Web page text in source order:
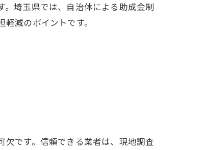
埼玉県では、自治体による助成金制
減のポイントです。
です。信頼できる業者は、現地調査